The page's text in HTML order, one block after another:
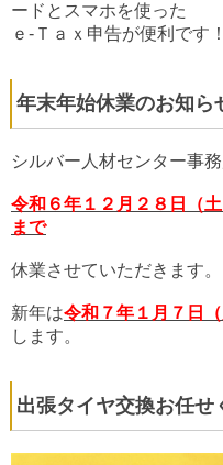
ードとスマホを使った
ｅ-Ｔａｘ申告が便利です！
年末年始休業のお知ら
シルバー人材センター事
令和６年１２月２８日（
まで
休業させていただきます。
新年は令和７年１月７日
します。
出張タイヤ交換お任せ